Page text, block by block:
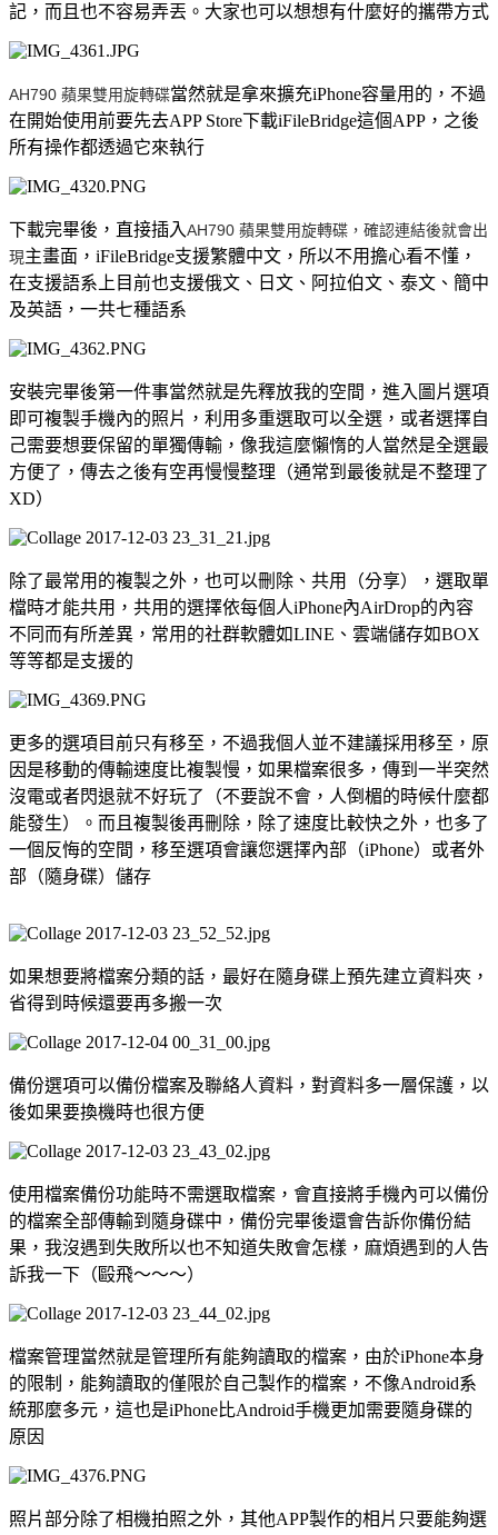
記，而且也不容易弄丟。大家也可以想想有什麼好的攜帶方式
AH790 蘋果雙用旋轉碟當然就是拿來擴充iPhone容量用的，不過
在開始使用前要先去APP Store下載iFileBridge這個APP，之後
所有操作都透過它來執行
下載完畢後，直接插入AH790 蘋果雙用旋轉碟，確認連結後就會出
現主畫面，iFileBridge支援繁體中文，所以不用擔心看不懂，
在支援語系上目前也支援俄文、日文、阿拉伯文、泰文、簡中
及英語，一共七種語系
安裝完畢後第一件事當然就是先釋放我的空間，進入圖片選項
即可複製手機內的照片，利用多重選取可以全選，或者選擇自
己需要想要保留的單獨傳輸，像我這麼懶惰的人當然是全選最
方便了，傳去之後有空再慢慢整理（通常到最後就是不整理了
XD）
除了最常用的複製之外，也可以刪除、共用（分享），選取單
檔時才能共用，共用的選擇依每個人iPhone內AirDrop的內容
不同而有所差異，常用的社群軟體如LINE、雲端儲存如BOX
等等都是支援的
更多的選項目前只有移至，不過我個人並不建議採用移至，原
因是移動的傳輸速度比複製慢，如果檔案很多，傳到一半突然
沒電或者閃退就不好玩了（不要說不會，人倒楣的時候什麼都
能發生）。而且複製後再刪除，除了速度比較快之外，也多了
一個反悔的空間，移至選項會讓您選擇內部（iPhone）或者外
部（隨身碟）儲存
如果想要將檔案分類的話，最好在隨身碟上預先建立資料夾，
省得到時候還要再多搬一次
備份選項可以備份檔案及聯絡人資料，對資料多一層保護，以
後如果要換機時也很方便
使用檔案備份功能時不需選取檔案，會直接將手機內可以備份
的檔案全部傳輸到隨身碟中，備份完畢後還會告訴你備份結
果，我沒遇到失敗所以也不知道失敗會怎樣，麻煩遇到的人告
訴我一下（毆飛～～～）
檔案管理當然就是管理所有能夠讀取的檔案，由於iPhone本身
的限制，能夠讀取的僅限於自己製作的檔案，不像Android系
統那麼多元，這也是iPhone比Android手機更加需要隨身碟的
原因
照片部分除了相機拍照之外，其他APP製作的相片只要能夠選